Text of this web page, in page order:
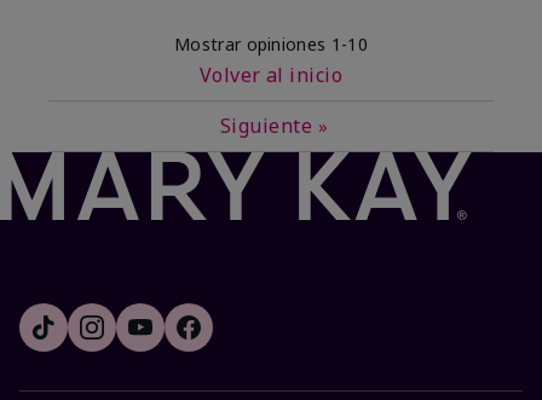
Mostrar opiniones 1-10
Volver al inicio
Siguiente »